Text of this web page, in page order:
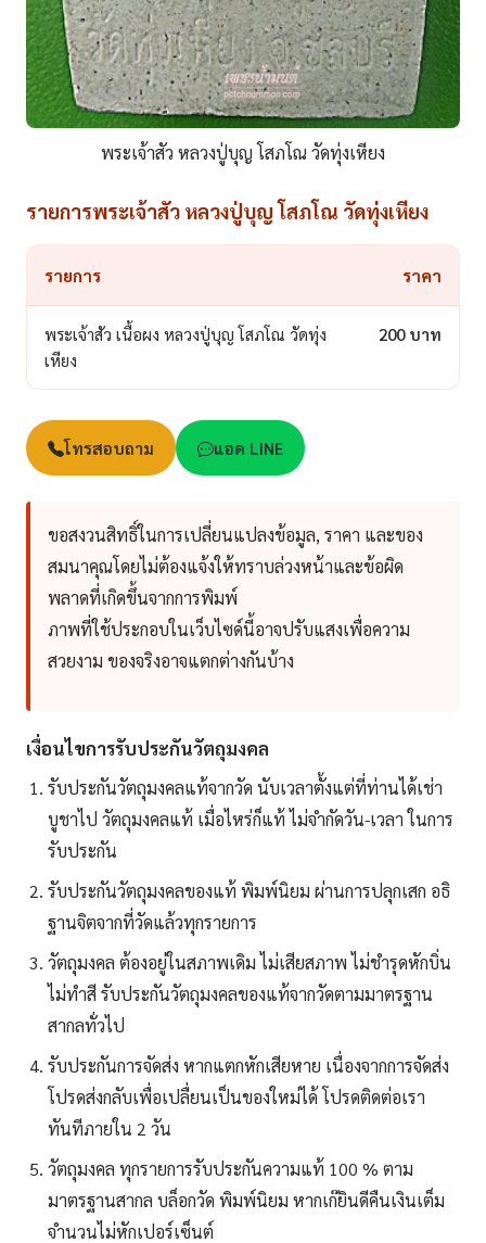
พระเจ้าสัว หลวงปู่บุญ โสภโณ วัดทุ่งเหียง
รายการพระเจ้าสัว หลวงปู่บุญ โสภโณ วัดทุ่งเหียง
รายการ ราคา
พระเจ้าสัว เนื้อผง หลวงปู่บุญ โสภโณ วัดทุ่ง
เหียง
200 บาท
โทรสอบถาม แอด LINE
ขอสงวนสิทธิ์ในการเปลี่ยนแปลงข้อมูล, ราคา และของ
สมนาคุณโดยไม่ต้องแจ้งให้ทราบล่วงหน้าและข้อผิด
พลาดที่เกิดขึ้นจากการพิมพ์
ภาพที่ใช้ประกอบในเว็บไซด์นี้อาจปรับแสงเพื่อความ
สวยงาม ของจริงอาจแตกต่างกันบ้าง
เงื่อนไขการรับประกันวัตถุมงคล
รับประกันวัตถุมงคลแท้จากวัด นับเวลาตั้งแต่ที่ท่านได้เช่า
บูชาไป วัตถุมงคลแท้ เมื่อไหร่ก็แท้ ไม่จำกัดวัน-เวลา ในการ
รับประกัน
รับประกันวัตถุมงคลของแท้ พิมพ์นิยม ผ่านการปลุกเสก อธิ
ฐานจิตจากที่วัดแล้วทุกรายการ
วัตถุมงคล ต้องอยู่ในสภาพเดิม ไม่เสียสภาพ ไม่ชำรุดหักบิ่น
ไม่ทำสี รับประกันวัตถุมงคลของแท้จากวัดตามมาตรฐาน
สากลทั่วไป
รับประกันการจัดส่ง หากแตกหักเสียหาย เนื่องจากการจัดส่ง
โปรดส่งกลับเพื่อเปลื่ยนเป็นของใหม่ได้ โปรดติดต่อเรา
ทันทีภายใน 2 วัน
วัตถุมงคล ทุกรายการรับประกันความแท้ 100 % ตาม
มาตรฐานสากล บล็อกวัด พิมพ์นิยม หากเก๊ยินดีคืนเงินเต็ม
จำนวนไม่หักเปอร์เซ็นต์